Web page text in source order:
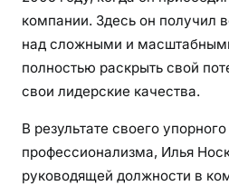
компании. Здесь он получил
над сложными и
полностью раскрыть свой
свои лидерские качества.
В результате своего
профессионализма, Илья
руководящей должности в